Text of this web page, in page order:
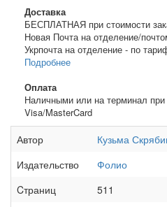
Доставка
БЕСПЛАТНАЯ при стоимости
Новая Почта на отделение/
Укрпочта на отделение - по
Подробнее
Оплата
Наличными или на терминал
Visa/MasterCard
Автор
Кузьма
Издательство
Фолио
Cтраниц
511